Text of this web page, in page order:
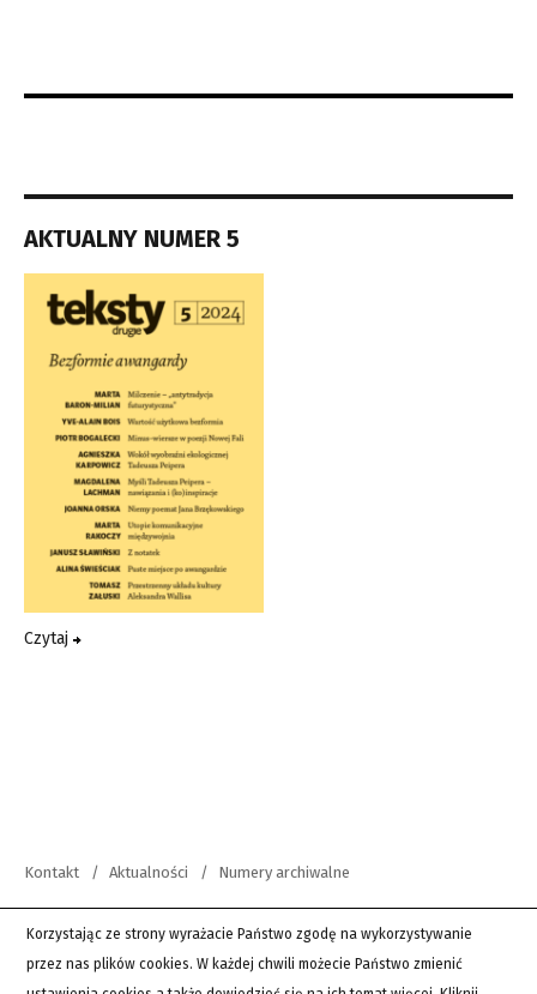
AKTUALNY NUMER 5
Czytaj
Kontakt Aktualności Numery archiwalne
copyright 2012-2026 Wszystkie prawa zastrzeżone | Teksty Drugie
PingSoft
Korzystając ze strony wyrażacie Państwo zgodę na wykorzystywanie
przez nas plików cookies. W każdej chwili możecie Państwo zmienić